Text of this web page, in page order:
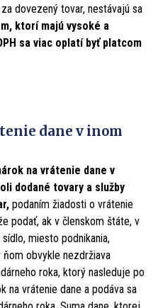
dovezený tovar, nestávajú sa
ktorí majú vysoké a
sa viac oplatí byť platcom
dane v inom
na vrátenie dane v
dodané tovary a služby
podaním žiadosti o vrátenie
podať, ak v členskom štáte, v
miesto podnikania,
obvykle nezdržiava
roka, ktorý nasleduje po
na vrátenie dane a podáva sa